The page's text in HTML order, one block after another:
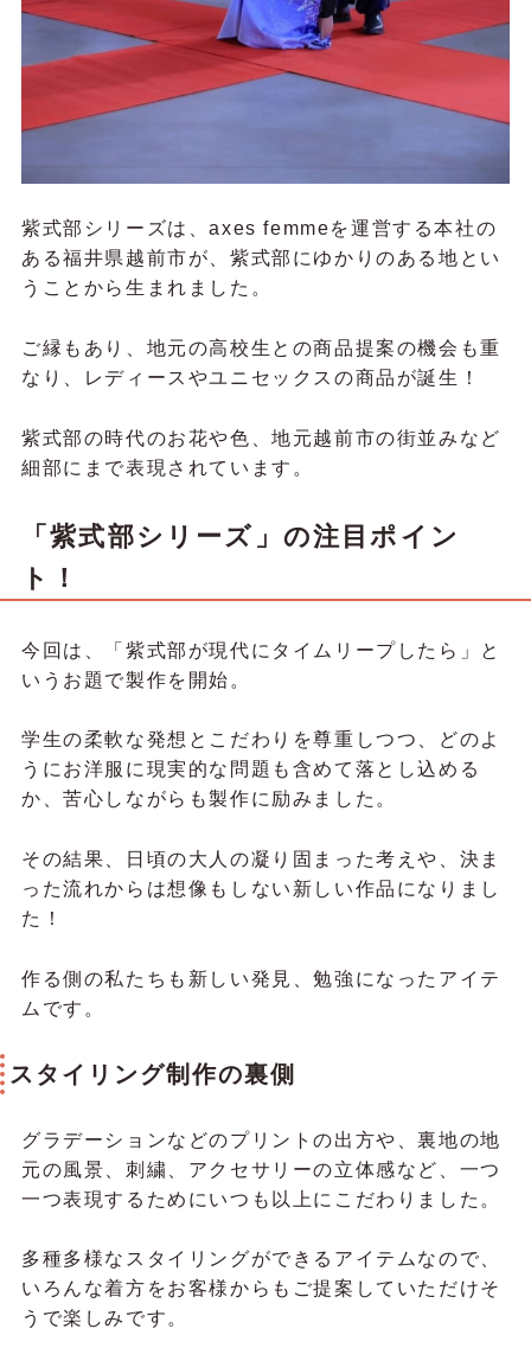
紫式部シリーズは、axes femmeを運営する本社の
ある福井県越前市が、紫式部にゆかりのある地とい
うことから生まれました。
ご縁もあり、地元の高校生との商品提案の機会も重
なり、レディースやユニセックスの商品が誕生！
紫式部の時代のお花や色、地元越前市の街並みなど
細部にまで表現されています。
「紫式部シリーズ」の注目ポイン
ト！
今回は、「紫式部が現代にタイムリープしたら」と
いうお題で製作を開始。
学生の柔軟な発想とこだわりを尊重しつつ、どのよ
うにお洋服に現実的な問題も含めて落とし込める
か、苦心しながらも製作に励みました。
その結果、日頃の大人の凝り固まった考えや、決ま
った流れからは想像もしない新しい作品になりまし
た！
作る側の私たちも新しい発見、勉強になったアイテ
ムです。
スタイリング制作の裏側
グラデーションなどのプリントの出方や、裏地の地
元の風景、刺繍、アクセサリーの立体感など、一つ
一つ表現するためにいつも以上にこだわりました。
多種多様なスタイリングができるアイテムなので、
いろんな着方をお客様からもご提案していただけそ
うで楽しみです。